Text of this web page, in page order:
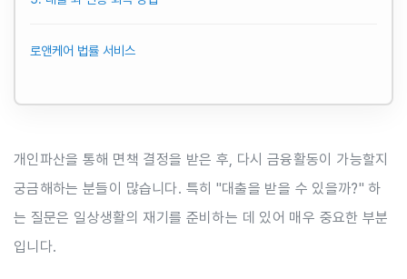
로앤케어 법률 서비스
개인파산을 통해 면책 결정을 받은 후, 다시 금융활동이 가능할지
궁금해하는 분들이 많습니다. 특히 "대출을 받을 수 있을까?" 하
는 질문은 일상생활의 재기를 준비하는 데 있어 매우 중요한 부분
입니다.